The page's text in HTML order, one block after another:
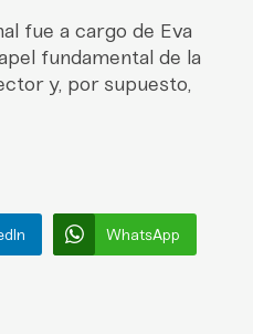
fue a cargo de Eva
fundamental de la
y, por supuesto,
WhatsApp